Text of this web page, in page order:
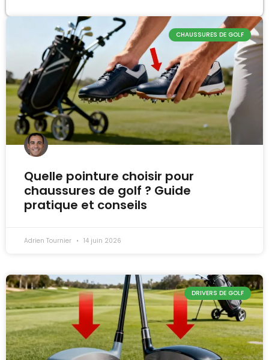
CHAUSSURES DE GOLF
Quelle pointure choisir pour
chaussures de golf ? Guide
pratique et conseils
Adrien Tournier 14 juin 2026
DRIVERS DE GOLF